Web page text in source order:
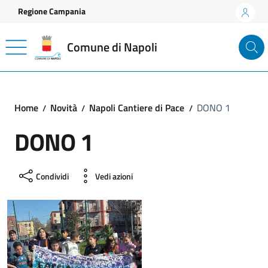
Vai ai contenuti
Vai al footer
Regione Campania
Comune di Napoli
Home Novità Napoli Cantiere di Pace DONO 1
DONO 1
Condividi Vedi azioni